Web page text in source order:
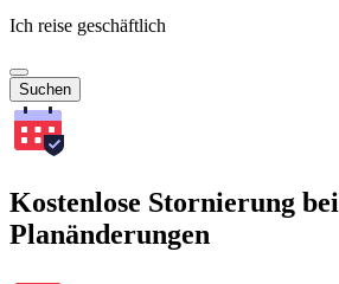
Ich reise geschäftlich
Suchen
Kostenlose Stornierung bei
Planänderungen